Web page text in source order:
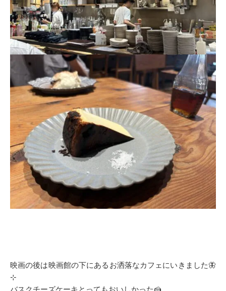
映画の後は映画館の下にあるお洒落なカフェにいきました🦋
⊹